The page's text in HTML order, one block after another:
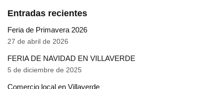
Entradas recientes
Feria de Primavera 2026
27 de abril de 2026
FERIA DE NAVIDAD EN VILLAVERDE
5 de diciembre de 2025
Comercio local en Villaverde